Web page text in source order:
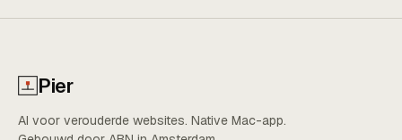
Pier
AI voor verouderde websites. Native Mac-app.